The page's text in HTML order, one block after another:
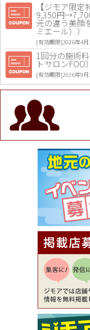
【ジモア限
9,350円
元の違う美顔
ミエール））
[有効期限]2026年4
1回分の施術
トサロンFOO）
[有効期限]2026年9月
値段提示後「
P！※チケット
駅前店）
[有効期限]2026年9
★ジモア限定
ュラル＆ハン
[有効期限]2026年9
【ジモア限
⇒8,800円（
（ミックル）
[有効期限]2026年9
【ジモア読者
理5品+2時間
ore（ピアク
[有効期限]2026年9
【ジモア読
降（創作イタ
[有効期限]2026年9
【ジモア限
00円⇒1,100
ckle（ミック
[有効期限]2026年9
【ジモア限